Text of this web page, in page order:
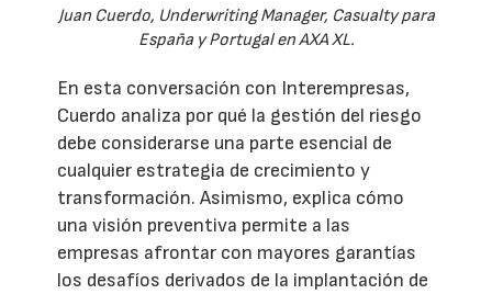
Juan Cuerdo, Underwriting Manager, Casualty para
España y Portugal en AXA XL.
En esta conversación con Interempresas,
Cuerdo analiza por qué la gestión del riesgo
debe considerarse una parte esencial de
cualquier estrategia de crecimiento y
transformación. Asimismo, explica cómo
una visión preventiva permite a las
empresas afrontar con mayores garantías
los desafíos derivados de la implantación de